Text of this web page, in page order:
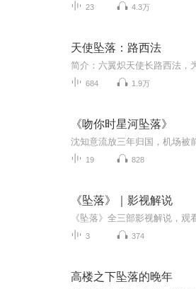
23 4.3万
天使坠落：路西法
684 1.9万
《吻你时星河坠落》
19 828
《坠落》｜影视解说
《坠落》全三部影视解说，观
3 374
高楼之下坠落的晚年